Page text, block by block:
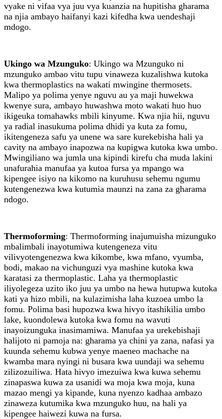
vyake ni vifaa vya juu vya kuanzia na hupitisha gharama
na njia ambayo haifanyi kazi kifedha kwa uendeshaji
mdogo.
Ukingo wa Mzunguko: Ukingo wa Mzunguko ni
mzunguko ambao vitu tupu vinaweza kuzalishwa kutoka
kwa thermoplastics na wakati mwingine thermosets.
Malipo ya polima yenye nguvu au ya maji huwekwa
kwenye sura, ambayo huwashwa moto wakati huo huo
ikigeuka tomahawks mbili kinyume. Kwa njia hii, nguvu
ya radial inasukuma polima dhidi ya kuta za fomu,
ikitengeneza safu ya unene wa sare kurekebisha hali ya
cavity na ambayo inapozwa na kupigwa kutoka kwa umbo.
Mwingiliano wa jumla una kipindi kirefu cha muda lakini
unafurahia manufaa ya kutoa fursa ya mpango wa
kipengee isiyo na kikomo na kuruhusu sehemu ngumu
kutengenezwa kwa kutumia maunzi na zana za gharama
ndogo.
Thermoforming: Thermoforming inajumuisha mizunguko
mbalimbali inayotumiwa kutengeneza vitu
vilivyotengenezwa kwa kikombe, kwa mfano, vyumba,
bodi, makao na vichunguzi vya mashine kutoka kwa
karatasi za thermoplastic. Laha ya thermoplastic
iliyolegeza uzito iko juu ya umbo na hewa hutupwa kutoka
kati ya hizo mbili, na kulazimisha laha kuzoea umbo la
fomu. Polima basi hupozwa kwa hivyo itashikilia umbo
lake, kuondolewa kutoka kwa fomu na wavuti
inayoizunguka inasimamiwa. Manufaa ya urekebishaji
halijoto ni pamoja na: gharama ya chini ya zana, nafasi ya
kuunda sehemu kubwa yenye maeneo machache na
kwamba mara nyingi ni busara kwa uundaji wa sehemu
zilizozuiliwa. Hata hivyo imezuiwa kwa kuwa sehemu
zinapaswa kuwa za usanidi wa moja kwa moja, kuna
mazao mengi ya kipande, kuna nyenzo kadhaa ambazo
zinaweza kutumika kwa mzunguko huu, na hali ya
kipengee haiwezi kuwa na fursa.